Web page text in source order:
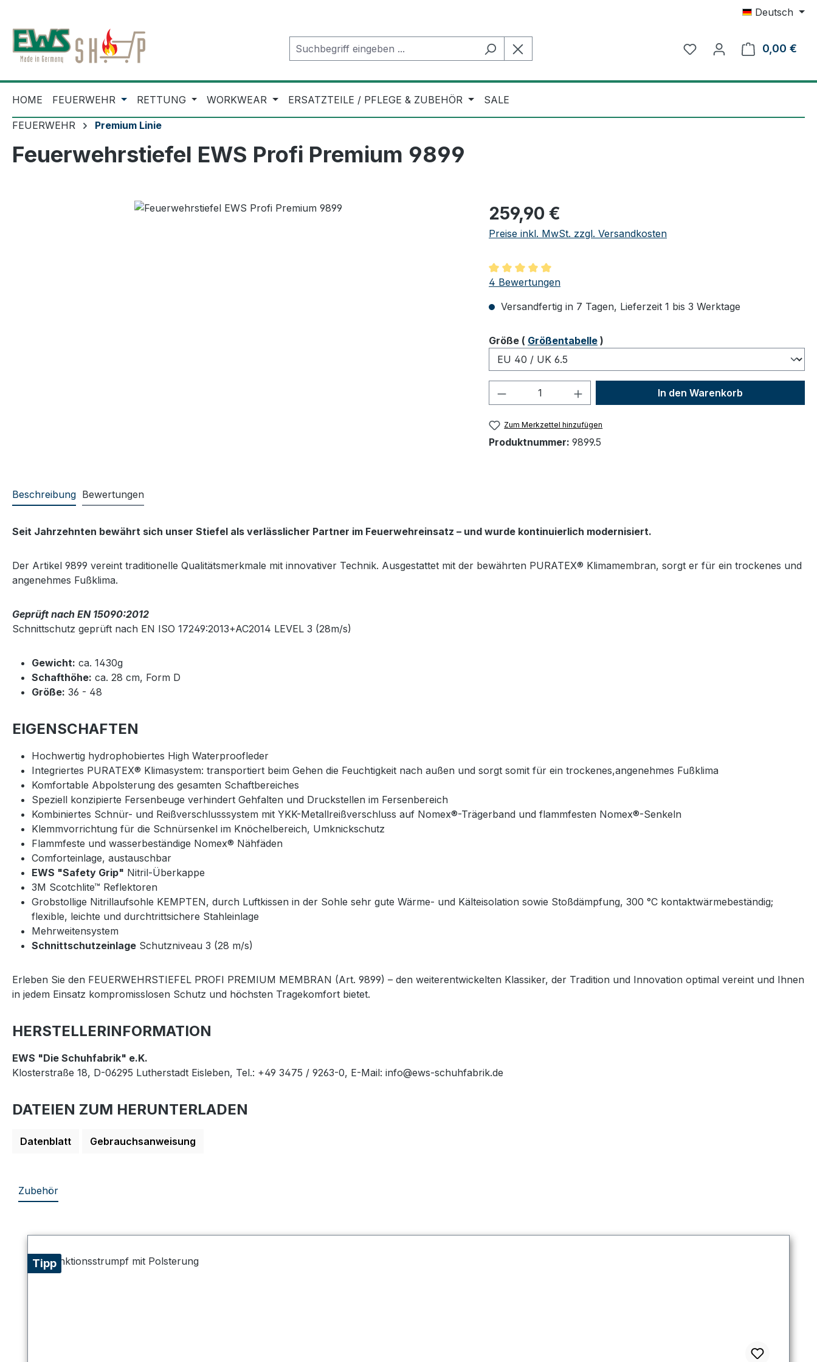
Deutsch
0,00 €
HOME FEUERWEHR RETTUNG WORKWEAR ERSATZTEILE / PFLEGE & ZUBEHÖR SALE
FEUERWEHR Premium Linie
Feuerwehrstiefel EWS Profi Premium 9899
Regulärer Preis:
259,90 €
Preise inkl. MwSt. zzgl. Versandkosten
Durchschnittliche Bewertung von 5 von 5 Sternen
4 Bewertungen
Versandfertig in 7 Tagen, Lieferzeit 1 bis 3 Werktage
Größeauswählen
( Größentabelle )
Produkt Anzahl: Gib den gewünschten Wert
In den Warenkorb
Zum Merkzettel hinzufügen
Produktnummer: 9899.5
Beschreibung Bewertungen
Seit Jahrzehnten bewährt sich unser Stiefel als verlässlicher Partner im Feuerwehreinsatz – und wurde kontinuierlich modernisiert.
Der Artikel 9899 vereint traditionelle Qualitätsmerkmale mit innovativer Technik. Ausgestattet mit der bewährten PURATEX® Klimamembran, sorgt er für ein trockenes und
angenehmes Fußklima.
Geprüft nach EN 15090:2012
Schnittschutz geprüft nach EN ISO 17249:2013+AC2014 LEVEL 3 (28m/s)
Gewicht: ca. 1430g
Schafthöhe: ca. 28 cm, Form D
Größe: 36 - 48
EIGENSCHAFTEN
Hochwertig hydrophobiertes High Waterproofleder
Integriertes PURATEX® Klimasystem: transportiert beim Gehen die Feuchtigkeit nach außen und sorgt somit für ein trockenes,angenehmes Fußklima
Komfortable Abpolsterung des gesamten Schaftbereiches
Speziell konzipierte Fersenbeuge verhindert Gehfalten und Druckstellen im Fersenbereich
Kombiniertes Schnür- und Reißverschlusssystem mit YKK-Metallreißverschluss auf Nomex®-Trägerband und flamm­festen Nomex®-Senkeln
Klemmvorrichtung für die Schnürsenkel im Knöchelbereich, Umknickschutz
Flammfeste und wasserbeständige Nomex® Nähfäden
Comforteinlage, austauschbar
EWS "Safety Grip" Nitril-Überkappe
3M Scotchlite™ Reflektoren
Grobstollige Nitrillaufsohle KEMPTEN, durch Luftkissen in der Sohle sehr gute Wärme- und Kälteisolation sowie Stoßdämpfung, 300 °C kontaktwärmebeständig;
flexible, leichte und durchtrittsichere Stahleinlage
Mehrweitensystem
Schnittschutzeinlage Schutzniveau 3 (28 m/s)
Erleben Sie den FEUERWEHRSTIEFEL PROFI PREMIUM MEMBRAN (Art. 9899) – den weiterentwickelten Klassiker, der Tradition und Innovation optimal vereint und Ihnen
in jedem Einsatz kompromisslosen Schutz und höchsten Tragekomfort bietet.
HERSTELLERINFORMATION
EWS "Die Schuhfabrik" e.K.
Klosterstraße 18, D-06295 Lutherstadt Eisleben, Tel.: +49 3475 / 9263-0, E-Mail: info@ews-schuhfabrik.de
DATEIEN ZUM HERUNTERLADEN
Datenblatt Gebrauchsanweisung
Zubehör
Tipp